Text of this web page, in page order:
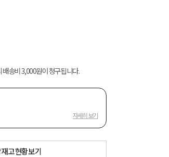
송비 3,000원이 청구됩니다.
자세히 보기
고 현황 보기